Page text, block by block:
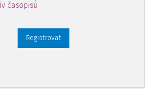
časopisů
Registrovat